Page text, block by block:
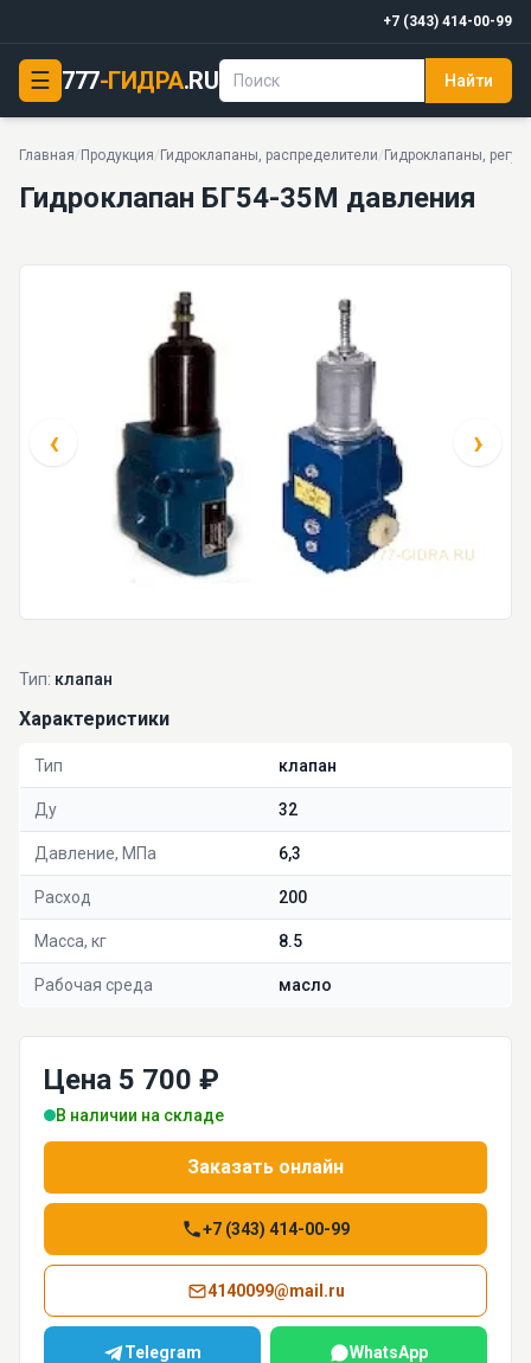
+7 (343) 414-00-99
☰ 777-ГИДРА.RU Найти
Главная/ Продукция/ Гидроклапаны, распределители/ Гидроклапаны,
Гидроклапан БГ54-35М давления PDF
Гидроклапан БГ54-35М давления
‹ ›
Тип: клапан
Характеристики
Тип клапан
Ду 32
Давление, МПа 6,3
Расход 200
Масса, кг 8.5
Рабочая среда масло
Цена 5 700 ₽
В наличии на складе
Заказать онлайн
+7 (343) 414-00-99
4140099@mail.ru
Telegram WhatsApp